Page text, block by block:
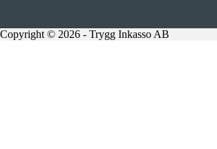
Copyright © 2026 - Trygg Inkasso AB